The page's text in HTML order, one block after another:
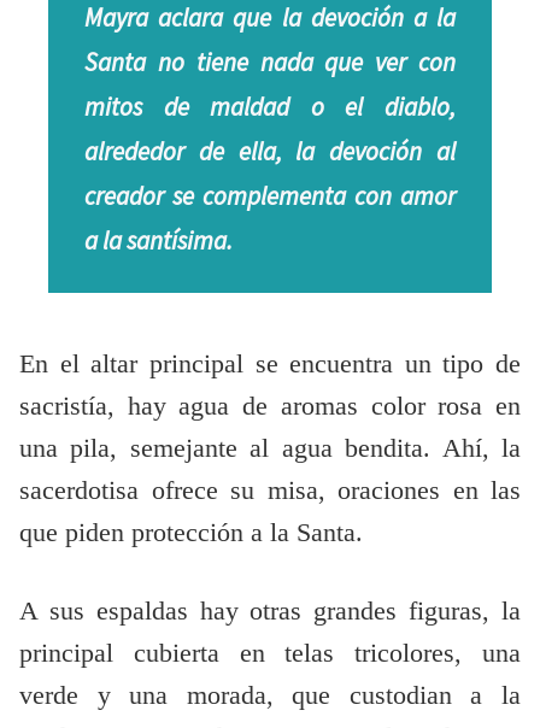
Mayra aclara que la devoción a la
Santa no tiene nada que ver con
mitos de maldad o el diablo,
alrededor de ella, la devoción al
creador se complementa con amor
a la santísima.
En el altar principal se encuentra un tipo de
sacristía, hay agua de aromas color rosa en
una pila, semejante al agua bendita. Ahí, la
sacerdotisa ofrece su misa, oraciones en las
que piden protección a la Santa.
A sus espaldas hay otras grandes figuras, la
principal cubierta en telas tricolores, una
verde y una morada, que custodian a la